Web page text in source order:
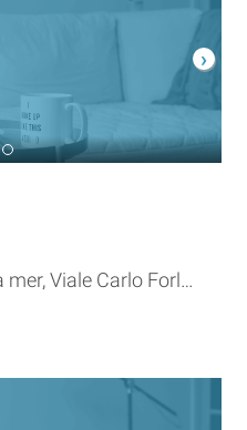
Á un jet de pierre de la mer, Viale Carlo Forlanini 17/C